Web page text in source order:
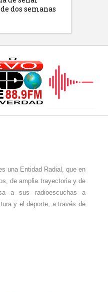
dos semanas
una Entidad Radial, que en
de amplia trayectoria y de
a sus radioescuchas a
y el deporte, a través de